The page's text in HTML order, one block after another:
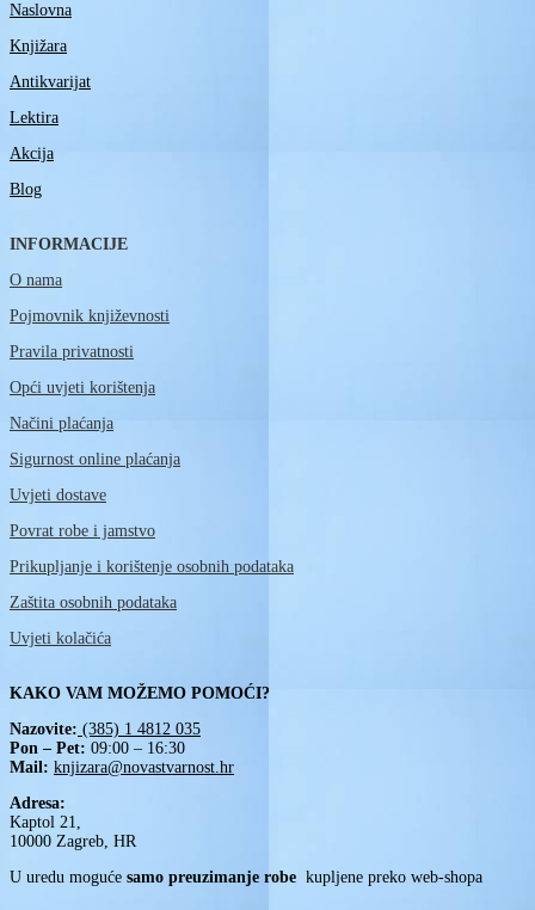
Naslovna
Knjižara
Antikvarijat
Lektira
Akcija
Blog
INFORMACIJE
O nama
Pojmovnik književnosti
Pravila privatnosti
Opći uvjeti korištenja
Načini plaćanja
Sigurnost online plaćanja
Uvjeti dostave
Povrat robe i jamstvo
Prikupljanje i korištenje osobnih podataka
Zaštita osobnih podataka
Uvjeti kolačića
KAKO VAM MOŽEMO POMOĆI?
Nazovite: (385) 1 4812 035
Pon – Pet: 09:00 – 16:30
Mail: knjizara@novastvarnost.hr
Adresa:
Kaptol 21,
10000 Zagreb, HR
U uredu moguće samo preuzimanje robe kupljene preko web-shopa